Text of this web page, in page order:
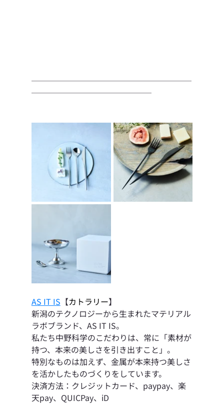
────────────────────
───────────────
AS IT IS 【カトラリー】
新潟のテクノロジーから生まれたマテリアル
ラボブランド、AS IT IS。
私たち中野科学のこだわりは、常に「素材が
持つ、本来の美しさを引き出すこと」。
特別なものは加えず、金属が本来持つ美しさ
を活かしたものづくりをしています。
決済方法：クレジットカード、paypay、楽
天pay、QUICPay、iD